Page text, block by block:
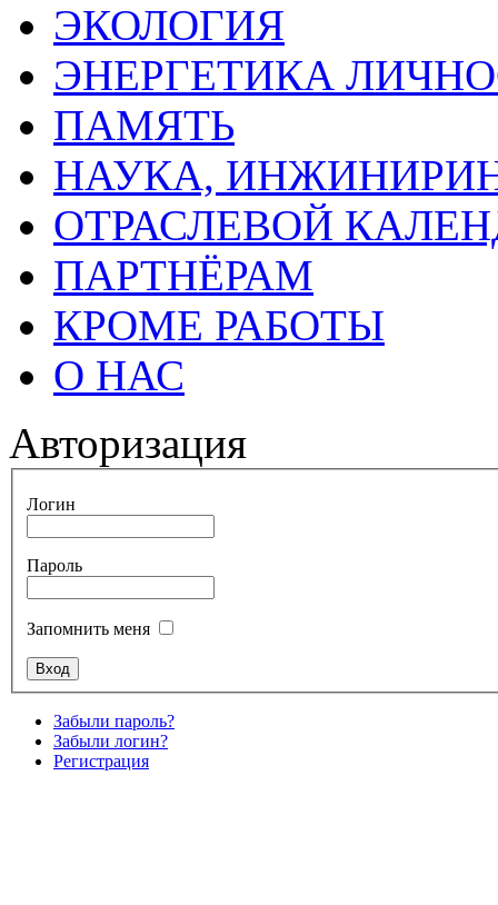
ЭКОЛОГИЯ
ЭНЕРГЕТИКА
ПАМЯТЬ
НАУКА,
ОТРАСЛЕВОЙ
ПАРТНЁРАМ
КРОМЕ РАБОТЫ
О НАС
Авторизация
Логин
Пароль
Запомнить меня
Забыли пароль?
Забыли логин?
Регистрация